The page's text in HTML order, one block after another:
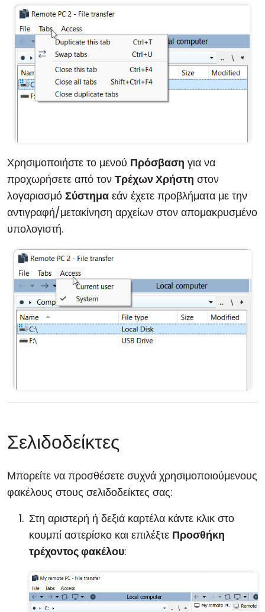
Χρησιμοποιήστε το μενού Πρόσβαση για να
προχωρήσετε από τον Τρέχων Χρήστη στον
λογαριασμό Σύστημα εάν έχετε προβλήματα με την
αντιγραφή/μετακίνηση αρχείων στον απομακρυσμένο
υπολογιστή.
Σελιδοδείκτες
Μπορείτε να προσθέσετε συχνά χρησιμοποιούμενους
φακέλους στους σελιδοδείκτες σας:
Στη αριστερή ή δεξιά καρτέλα κάντε κλικ στο
κουμπί αστερίσκο και επιλέξτε Προσθήκη
τρέχοντος φακέλου: